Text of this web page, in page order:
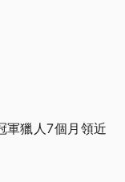
軍獵人7個月領近